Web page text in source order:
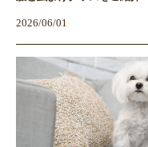
2026/06/01